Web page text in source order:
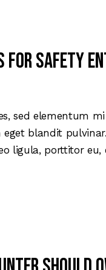
for safety
sed elementum
blandit
ligula, porttitor